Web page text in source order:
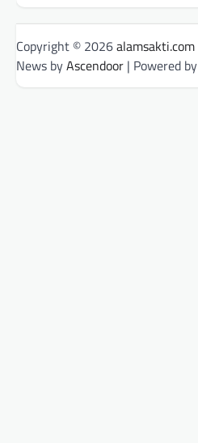
Copyright © 2026alamsakti.com
News byAscendoor | Powered by